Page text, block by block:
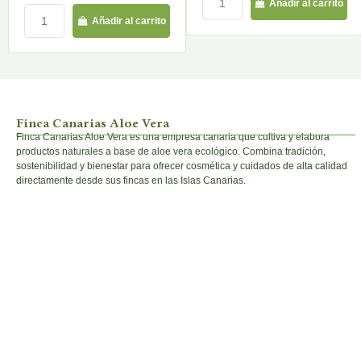
Añadir al carrito
Añadir al carrito
Finca Canarias Aloe Vera
Finca Canarias Aloe Vera es una empresa canaria que cultiva y elabora
productos naturales a base de aloe vera ecológico. Combina tradición,
sostenibilidad y bienestar para ofrecer cosmética y cuidados de alta calidad
directamente desde sus fincas en las Islas Canarias.